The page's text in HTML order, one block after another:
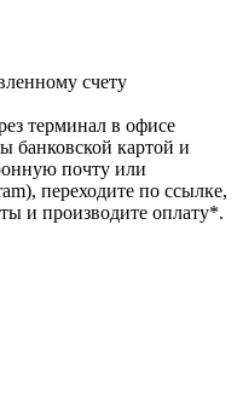
счету
терминал в офисе
банковской картой и
почту или
переходите по ссылке,
и производите оплату*.